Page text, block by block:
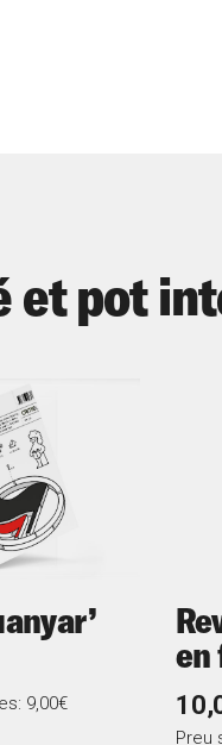
et pot
9,00€
en
Preu